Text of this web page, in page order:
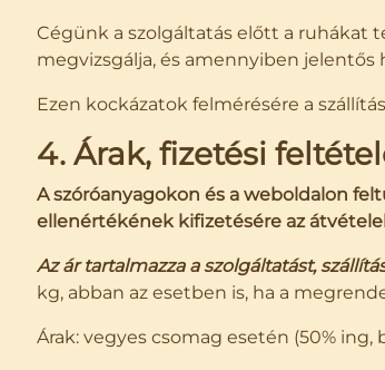
Cégünk a szolgáltatás előtt a ruhákat
megvizsgálja, és amennyiben
Ezen kockázatok felmérésére a
4. Árak, fizetési
A szóróanyagokon és a weboldalon
ellenértékének kifizetésére az
Az ár tartalmazza a szolgáltatást,
kg, abban az esetben is, ha a
Árak: vegyes csomag esetén (50% ing,